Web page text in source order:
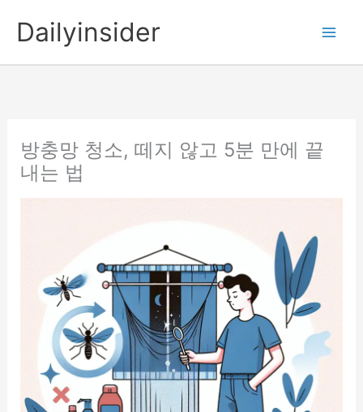
Dailyinsider
방충망 청소, 떼지 않고 5분 만에 끝
내는 법